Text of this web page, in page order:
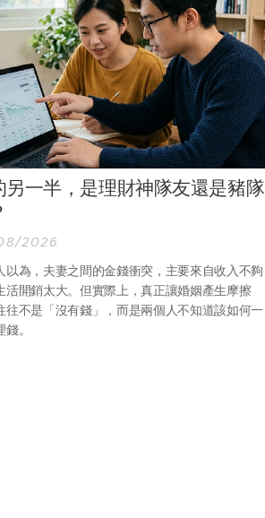
另一半，是理財神隊友還是豬隊
2026
以為，夫妻之間的金錢衝突，主要來自收入不夠
活開銷太大。但實際上，真正讓婚姻產生摩擦
往不是「沒有錢」，而是兩個人不知道該如何一
。